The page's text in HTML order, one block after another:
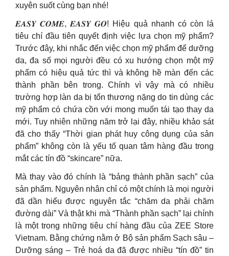
xuyên suốt cùng bạn nhé!
𝑬𝑨𝑺𝒀 𝑪𝑶𝑴𝑬, 𝑬𝑨𝑺𝒀 𝑮𝑶! Hiệu quả nhanh có còn lá
tiêu chí đầu tiên quyết định việc lựa chọn mỹ phẩm?
Trước đây, khi nhắc đến việc chọn mỹ phẩm để dưỡng
da, đa số mọi người đều có xu hướng chọn một mỹ
phẩm có hiệu quả tức thì và không hề màn đến các
thành phần bên trong. Chính vì vậy mà có nhiều
trường hợp làn da bị tổn thương nặng do tin dùng các
mỹ phẩm có chứa cồn với mong muốn tái tạo thay da
mới. Tuy nhiên những năm trở lại đây, nhiều khảo sát
đã cho thấy “Thời gian phát huy công dụng của sản
phẩm” không còn là yếu tố quan tâm hàng đầu trong
mắt các tín đồ “skincare” nữa.
Mà thay vào đó chính là “bảng thành phần sạch” của
sản phẩm. Nguyên nhân chỉ có một chính là mọi người
đã dần hiểu được nguyên tắc “chăm da phải chăm
đường dài” Và thật khi mà “Thành phần sạch” lại chính
là một trong những tiêu chí hàng đầu của ZEE Store
Vietnam. Bằng chứng nằm ở Bộ sản phẩm Sạch sâu –
Dưỡng sáng – Trẻ hoá da đã được nhiều “tín đồ” tin